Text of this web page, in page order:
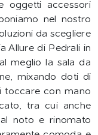
oggetti accessori
nel nostro
da scegliere
Allure di Pedrali in
meglio la sala da
mixando doti di
toccare con mano
tra cui anche
noto e rinomato